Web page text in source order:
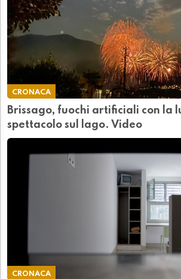
CRONACA
Brissago, fuochi artificiali con la
spettacolo sul lago. Video
CRONACA